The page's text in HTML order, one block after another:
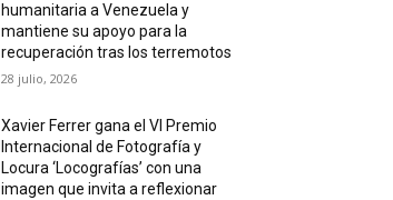
humanitaria a Venezuela y
mantiene su apoyo para la
recuperación tras los terremotos
28 julio, 2026
Xavier Ferrer gana el VI Premio
Internacional de Fotografía y
Locura ‘Locografías’ con una
imagen que invita a reflexionar